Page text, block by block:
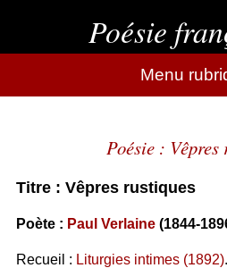
Poésie
Menu
Poésie : Vêpres
Titre : Vêpres rustiques
Poète : Paul Verlaine(1844-
Recueil : Liturgies intimes (1892).